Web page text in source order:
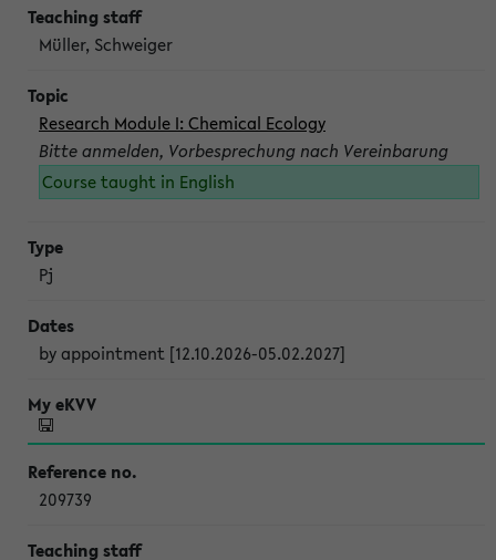
Müller, Schweiger
Research Module I: Chemical Ecology
Bitte anmelden, Vorbesprechung nach Vereinbarung
Course taught in English
Pj
by appointment [12.10.2026-05.02.2027]
209739